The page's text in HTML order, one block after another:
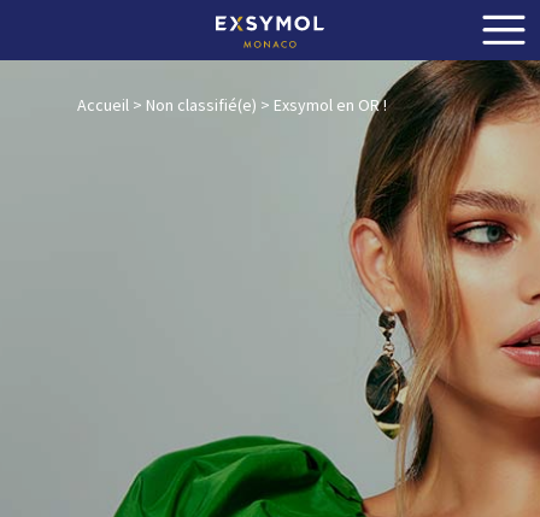
Accueil> Non classifié(e) > Exsymol en OR !